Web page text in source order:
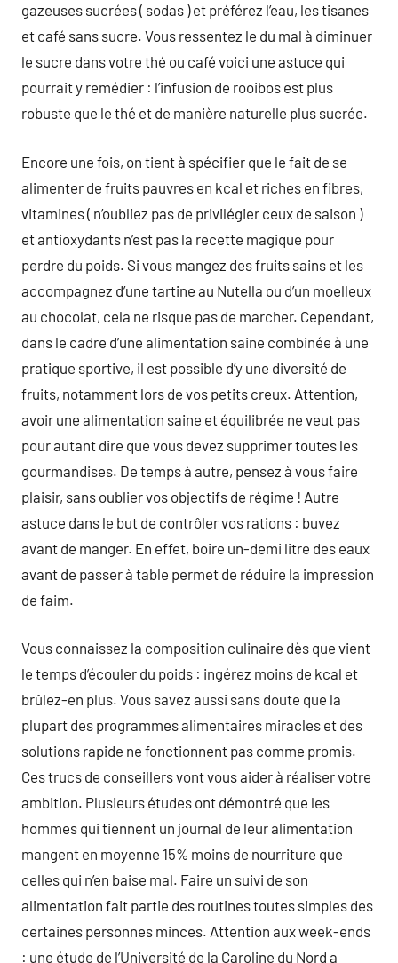
gazeuses sucrées ( sodas ) et préférez l’eau, les tisanes
et café sans sucre. Vous ressentez le du mal à diminuer
le sucre dans votre thé ou café voici une astuce qui
pourrait y remédier : l’infusion de rooibos est plus
robuste que le thé et de manière naturelle plus sucrée.
Encore une fois, on tient à spécifier que le fait de se
alimenter de fruits pauvres en kcal et riches en fibres,
vitamines ( n’oubliez pas de privilégier ceux de saison )
et antioxydants n’est pas la recette magique pour
perdre du poids. Si vous mangez des fruits sains et les
accompagnez d’une tartine au Nutella ou d’un moelleux
au chocolat, cela ne risque pas de marcher. Cependant,
dans le cadre d’une alimentation saine combinée à une
pratique sportive, il est possible d’y une diversité de
fruits, notamment lors de vos petits creux. Attention,
avoir une alimentation saine et équilibrée ne veut pas
pour autant dire que vous devez supprimer toutes les
gourmandises. De temps à autre, pensez à vous faire
plaisir, sans oublier vos objectifs de régime ! Autre
astuce dans le but de contrôler vos rations : buvez
avant de manger. En effet, boire un-demi litre des eaux
avant de passer à table permet de réduire la impression
de faim.
Vous connaissez la composition culinaire dès que vient
le temps d’écouler du poids : ingérez moins de kcal et
brûlez-en plus. Vous savez aussi sans doute que la
plupart des programmes alimentaires miracles et des
solutions rapide ne fonctionnent pas comme promis.
Ces trucs de conseillers vont vous aider à réaliser votre
ambition. Plusieurs études ont démontré que les
hommes qui tiennent un journal de leur alimentation
mangent en moyenne 15% moins de nourriture que
celles qui n’en baise mal. Faire un suivi de son
alimentation fait partie des routines toutes simples des
certaines personnes minces. Attention aux week-ends
: une étude de l’Université de la Caroline du Nord a